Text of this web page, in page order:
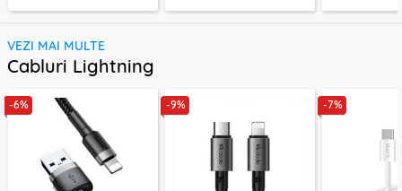
VEZI MAI MULTE
Cabluri Lightning
-6% -9% -7%